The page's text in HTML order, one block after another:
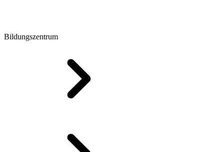
Bildungszentrum